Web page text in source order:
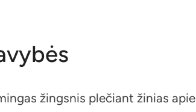
žingsnis plečiant žinias apie